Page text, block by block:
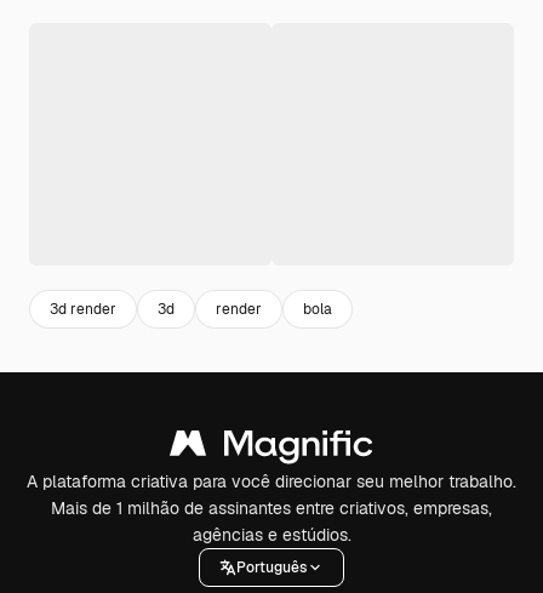
3d render 3d render bola
A plataforma criativa para você direcionar seu melhor trabalho.
Mais de 1 milhão de assinantes entre criativos, empresas,
agências e estúdios.
Português